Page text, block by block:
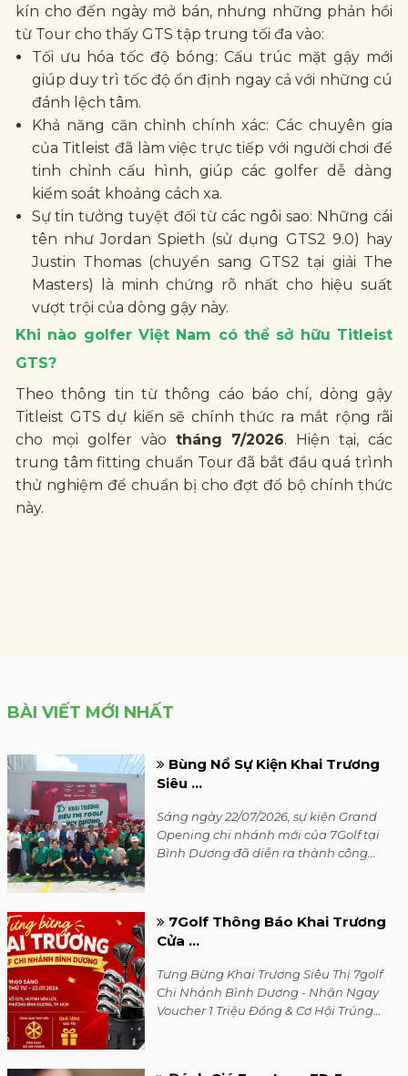
kín cho đến ngày mở bán, nhưng những phản hồi
từ Tour cho thấy GTS tập trung tối đa vào:
Tối ưu hóa tốc độ bóng: Cấu trúc mặt gậy mới
giúp duy trì tốc độ ổn định ngay cả với những cú
đánh lệch tâm.
Khả năng căn chỉnh chính xác: Các chuyên gia
của Titleist đã làm việc trực tiếp với người chơi để
tinh chỉnh cấu hình, giúp các golfer dễ dàng
kiểm soát khoảng cách xa.
Sự tin tưởng tuyệt đối từ các ngôi sao: Những cái
tên như Jordan Spieth (sử dụng GTS2 9.0) hay
Justin Thomas (chuyển sang GTS2 tại giải The
Masters) là minh chứng rõ nhất cho hiệu suất
vượt trội của dòng gậy này.
Khi nào golfer Việt Nam có thể sở hữu Titleist
GTS?
Theo thông tin từ thông cáo báo chí, dòng gậy
Titleist GTS dự kiến sẽ chính thức ra mắt rộng rãi
cho mọi golfer vào tháng 7/2026. Hiện tại, các
trung tâm fitting chuẩn Tour đã bắt đầu quá trình
thử nghiệm để chuẩn bị cho đợt đổ bộ chính thức
này.
BÀI VIẾT MỚI NHẤT
Bùng Nổ Sự Kiện Khai Trương
Siêu ...
Sáng ngày 22/07/2026, sự kiện Grand
Opening chi nhánh mới của 7Golf tại
Bình Dương đã diễn ra thành công
7Golf Thông Báo Khai Trương
Cửa ...
Tưng Bừng Khai Trương Siêu Thị 7golf
Chi Nhánh Bình Dương - Nhận Ngay
Voucher 1 Triệu Đồng & Cơ Hội Trúng